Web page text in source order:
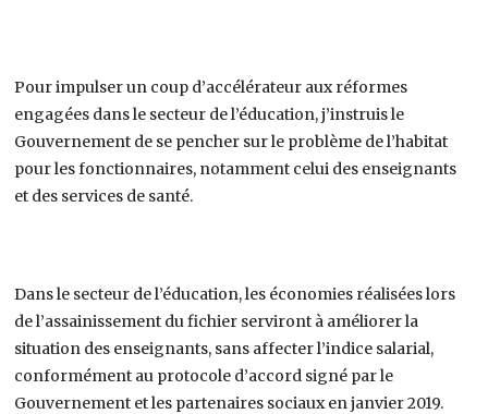
Pour impulser un coup d’accélérateur aux réformes
engagées dans le secteur de l’éducation, j’instruis le
Gouvernement de se pencher sur le problème de l’habitat
pour les fonctionnaires, notamment celui des enseignants
et des services de santé.
Dans le secteur de l’éducation, les économies réalisées lors
de l’assainissement du fichier serviront à améliorer la
situation des enseignants, sans affecter l’indice salarial,
conformément au protocole d’accord signé par le
Gouvernement et les partenaires sociaux en janvier 2019.